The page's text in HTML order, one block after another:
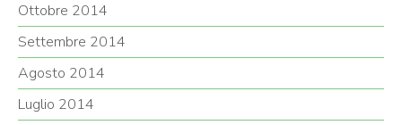
Ottobre 2014
Settembre 2014
Agosto 2014
Luglio 2014